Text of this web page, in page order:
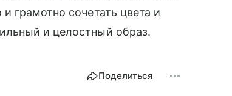
грамотно сочетать цвета и
и целостный образ.
Поделиться